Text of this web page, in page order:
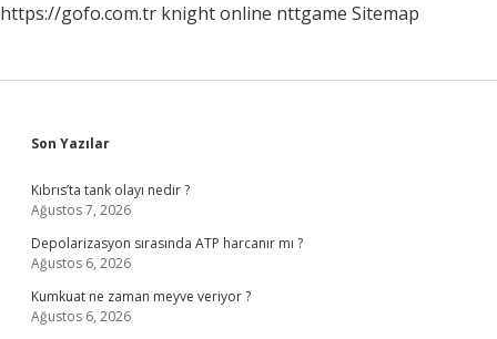
https://gofo.com.tr knight online nttgame Sitemap
Sidebar
Son Yazılar
Kıbrıs’ta tank olayı nedir ?
Ağustos 7, 2026
Depolarizasyon sırasında ATP harcanır mı ?
Ağustos 6, 2026
Kumkuat ne zaman meyve veriyor ?
Ağustos 6, 2026